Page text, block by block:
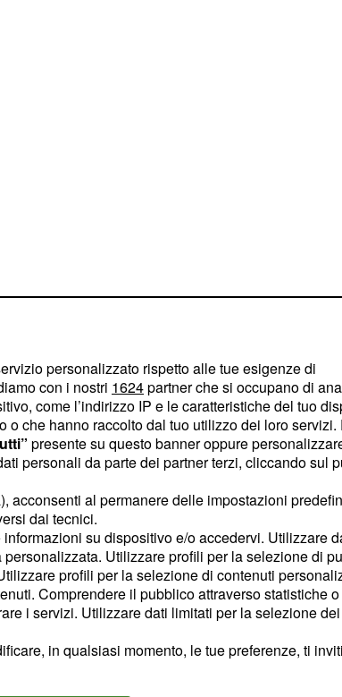
personalizzato rispetto alle tue esigenze di
con i nostri 1624partner che si occupano di
come l’indirizzo IP e le caratteristiche del tuo
che hanno raccolto dal tuo utilizzo dei loro servizi.
presente su questo banner oppure
personali da parte dei partner terzi, cliccando sul
acconsenti al permanere delle impostazioni
dai tecnici.
su dispositivo e/o accedervi. Utilizzare
Utilizzare profili per la selezione di
profili per la selezione di contenuti
Comprendere il pubblico attraverso statistiche
i servizi. Utilizzare dati limitati per la selezione dei
in qualsiasi momento, le tue preferenze, ti